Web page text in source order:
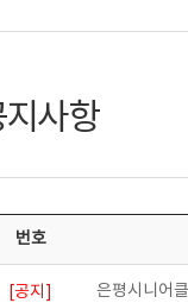
사항
번호
[공지] 은평시니어